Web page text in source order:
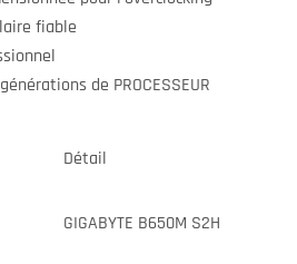
fiable
de PROCESSEUR
Détail
GIGABYTE B650M S2H